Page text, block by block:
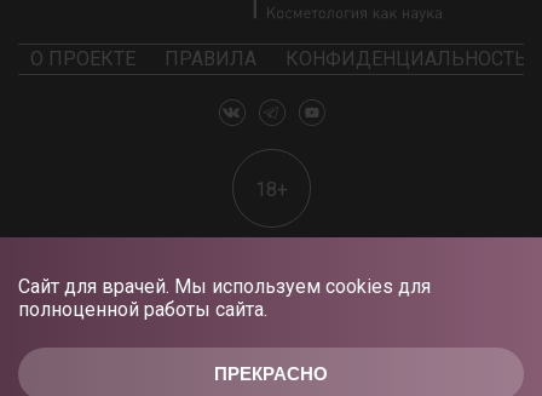
ПРЕКРАСНО
Сайт для врачей. Мы используем cookies для
полноценной работы сайта.
О ПРОЕКТЕ ПРАВИЛА КОНФИДЕНЦИАЛЬНОСТЬ
18+